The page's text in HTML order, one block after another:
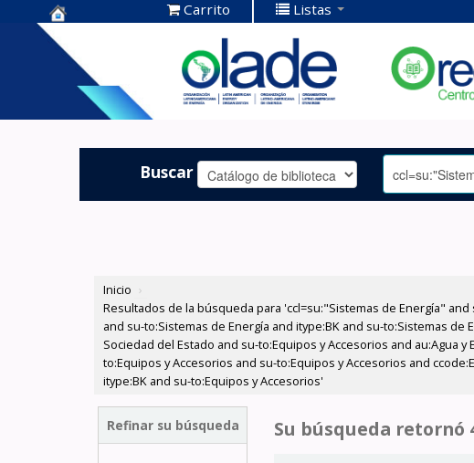
Centro de
Documentación
OLADE -
Carrito Listas
Buscar
Inicio ›
Resultados de la búsqueda para 'ccl=su:"Sistemas de Energía" and
and su-to:Sistemas de Energía and itype:BK and su-to:Sistemas de
Sociedad del Estado and su-to:Equipos y Accesorios and au:Agua
to:Equipos y Accesorios and su-to:Equipos y Accesorios and
itype:BK and su-to:Equipos y Accesorios'
Refinar su búsqueda Su búsqueda retornó